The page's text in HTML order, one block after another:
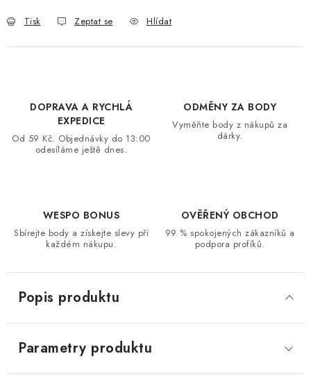
ZNAČKY
Podmínky ochrany osobních údajů
Moje objednávka
Tisk Zeptat se Hlídat
DOPRAVA A RYCHLÁ
EXPEDICE
Od 59 Kč. Objednávky do 13:00
odesíláme ještě dnes.
ODMĚNY ZA BODY
Vyměňte body z nákupů za
dárky.
WESPO BONUS
Sbírejte body a získejte slevy při
každém nákupu.
OVĚŘENÝ OBCHOD
99 % spokojených zákazníků a
podpora profíků.
Popis produktu
Parametry produktu